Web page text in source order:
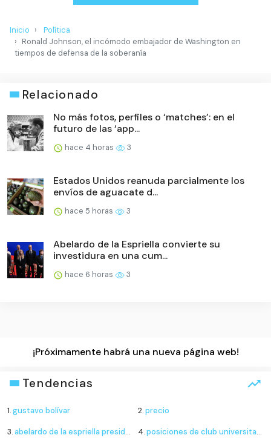
Inicio
Política
Ronald Johnson, el incómodo embajador de Washington en
tiempos de defensa de la soberanía
Relacionado
No más fotos, perfiles o ‘matches’: en el
futuro de las ‘app...
hace 4 horas 3
Estados Unidos reanuda parcialmente los
envíos de aguacate d...
hace 5 horas 3
Abelardo de la Espriella convierte su
investidura en una cum...
hace 6 horas 3
¡Próximamente habrá una nueva página web!
Tendencias
1.gustavo bolívar 2.precio
3.abelardo de la espriella presidente 4.posiciones de club universitario de deportes contra sporting cristal